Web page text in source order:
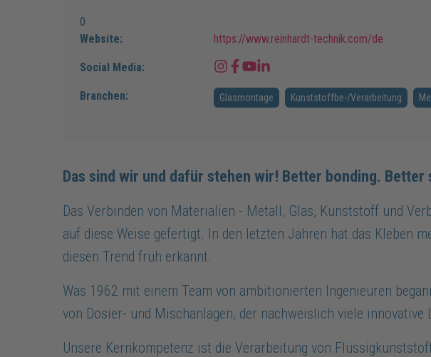
0
Website:
https://www.reinhardt-technik.com/de
Social Media:
Branchen: Glasmontage Kunststoffbe-/Verarbeitung
Das sind wir und dafür stehen wir! Better bonding. Better
Das Verbinden von Materialien - Metall, Glas, Kunststoff und
auf diese Weise gefertigt. In den letzten Jahren hat das Kleben
diesen Trend früh erkannt.
Was 1962 mit einem Team von ambitionierten Ingenieuren
von Dosier- und Mischanlagen, der nachweislich viele
Unsere Kernkompetenz ist die Verarbeitung von